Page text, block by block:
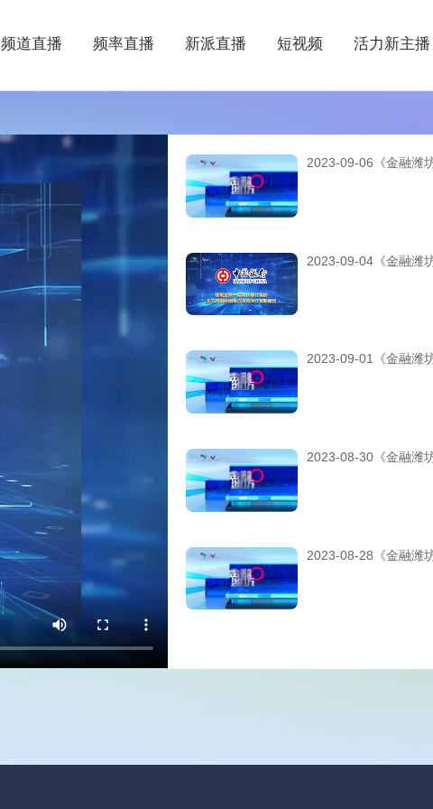
频道直播 频率直播 新派直播 短视频 活力新主播
2023-09-06《金融潍
2023-09-04《金融潍
2023-09-01《金融潍
2023-08-30《金融潍
2023-08-28《金融潍